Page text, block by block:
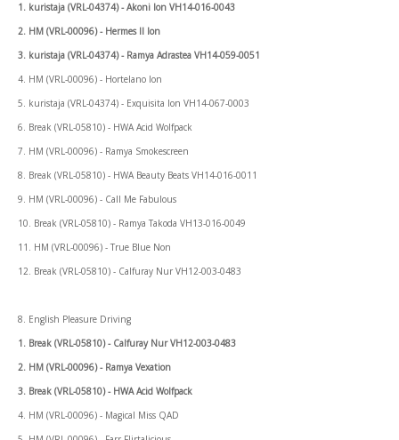
1. kuristaja (VRL-04374) - Akoni Ion VH14-016-0043
2. HM (VRL-00096) - Hermes II Ion
3. kuristaja (VRL-04374) - Ramya Adrastea VH14-059-0051
4. HM (VRL-00096) - Hortelano Ion
5. kuristaja (VRL-04374) - Exquisita Ion VH14-067-0003
6. Break (VRL-05810) - HWA Acid Wolfpack
7. HM (VRL-00096) - Ramya Smokescreen
8. Break (VRL-05810) - HWA Beauty Beats VH14-016-0011
9. HM (VRL-00096) - Call Me Fabulous
10. Break (VRL-05810) - Ramya Takoda VH13-016-0049
11. HM (VRL-00096) - True Blue Non
12. Break (VRL-05810) - Calfuray Nur VH12-003-0483
8. English Pleasure Driving
1. Break (VRL-05810) - Calfuray Nur VH12-003-0483
2. HM (VRL-00096) - Ramya Vexation
3. Break (VRL-05810) - HWA Acid Wolfpack
4. HM (VRL-00096) - Magical Miss QAD